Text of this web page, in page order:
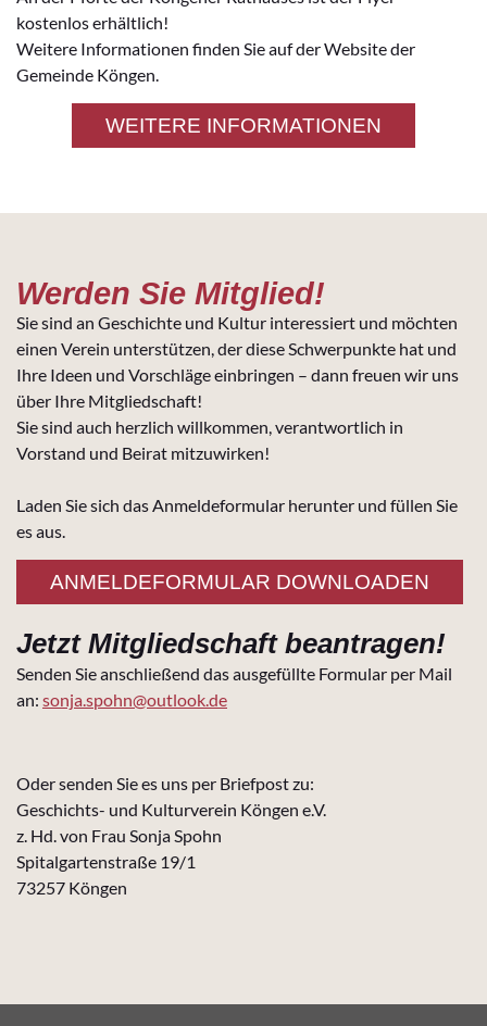
kostenlos erhältlich!
Weitere Informationen finden Sie auf der Website der
Gemeinde Köngen.
WEITERE INFORMATIONEN
Werden Sie Mitglied!
Sie sind an Geschichte und Kultur interessiert und möchten
einen Verein unterstützen, der diese Schwerpunkte hat und
Ihre Ideen und Vorschläge einbringen – dann freuen wir uns
über Ihre Mitgliedschaft!
Sie sind auch herzlich willkommen, verantwortlich in
Vorstand und Beirat mitzuwirken!
Laden Sie sich das Anmeldeformular herunter und füllen Sie
es aus.
ANMELDEFORMULAR DOWNLOADEN
Jetzt Mitgliedschaft beantragen!
Senden Sie anschließend das ausgefüllte Formular per Mail
an: sonja.spohn@outlook.de
Oder senden Sie es uns per Briefpost zu:
Geschichts- und Kulturverein Köngen e.V.
z. Hd. von Frau Sonja Spohn
Spitalgartenstraße 19/1
73257 Köngen